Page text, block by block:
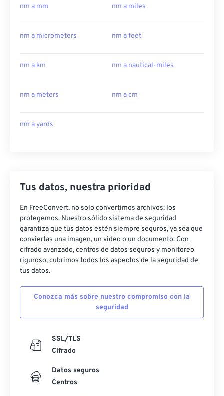
nm a mm nm a miles
nm a micrometers nm a feet
nm a km nm a nautical-miles
nm a meters nm a cm
nm a yards
Tus datos, nuestra prioridad
En FreeConvert, no solo convertimos archivos: los
protegemos. Nuestro sólido sistema de seguridad
garantiza que tus datos estén siempre seguros, ya sea que
conviertas una imagen, un video o un documento. Con
cifrado avanzado, centros de datos seguros y monitoreo
riguroso, cubrimos todos los aspectos de la seguridad de
tus datos.
Conozca más sobre nuestro compromiso con la
seguridad
SSL/TLS
Cifrado
Datos seguros
Centros